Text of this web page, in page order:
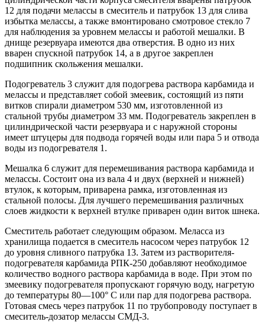
12 для подачи мелассы в смеситель и патрубок 13 для слива
избытка мелассы, а также вмонтировано смотровое стекло 7
для наблюдения за уровнем мелассы и работой мешалки. В
днище резервуара имеются два отверстия. В одно из них
вварен спускной патрубок 14, а в другое закреплен
подшипник скольжения мешалки.
Подогреватель 3 служит для подогрева раствора карбамида и
мелассы и представляет собой змеевик, состоящий из пяти
витков спирали диаметром 530 мм, изготовленной из
стальной трубы диаметром 33 мм. Подогреватель закреплен в
цилиндрической части резервуара и с наружной стороны
имеет штуцеры для подвода горячей воды или пара 5 и отвода
воды из подогревателя 1.
Мешалка 6 служит для перемешивания раствора карбамида и
мелассы. Состоит она из вала 4 и двух (верхней и нижней)
втулок, к которым, приварена рамка, изготовленная из
стальной полосы. Для лучшего перемешивания различных
слоев жидкости к верхней втулке приварен один виток шнека.
Сместитель работает следующим образом. Меласса из
хранилища подается в смеситель насосом через патрубок 12
до уровня сливного патрубка 13. Затем из растворителя-
подогревателя карбамида РПК-250 добавляют необходимое
количество водного раствора карбамида в воде. При этом по
змеевику подогревателя пропускают горячую воду, нагретую
до температуры 80—100° С или пар для подогрева раствора.
Готовая смесь через патрубок 11 по трубопроводу поступает в
смеситель-дозатор мелассы СМД-3.